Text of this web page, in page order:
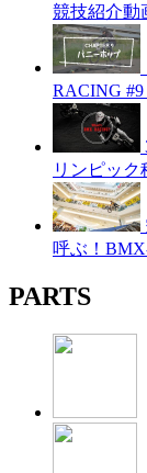
競技紹介動
RACING
リンピッ
呼ぶ！
PARTS